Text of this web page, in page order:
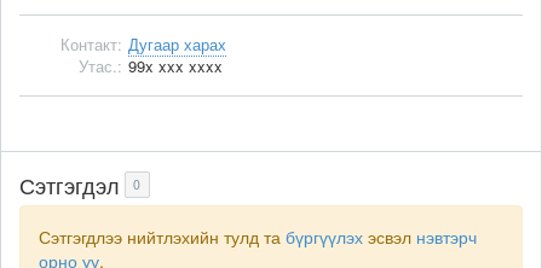
Контакт: Дугаар харах
Утас.: 99x xxx xxxx
Сэтгэгдэл 0
Сэтгэгдлээ нийтлэхийн тулд та бүргүүлэх эсвэл нэвтэрч
орно уу.